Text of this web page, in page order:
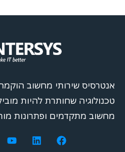
טכנולוגיה שחותרת להיות
מחשוב מתקדמים ופתרונות